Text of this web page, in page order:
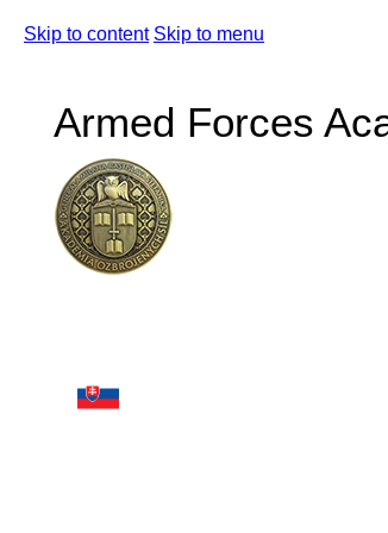
Skip to content Skip to menu
Armed Forces